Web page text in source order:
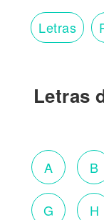
Letras
Letras
A B
G H